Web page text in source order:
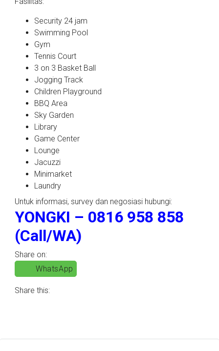
Security 24 jam
Swimming Pool
Gym
Tennis Court
3 on 3 Basket Ball
Jogging Track
Children Playground
BBQ Area
Sky Garden
Library
Game Center
Lounge
Jacuzzi
Minimarket
Laundry
Untuk informasi, survey dan negosiasi hubungi:
YONGKI – 0816 958 858
(Call/WA)
Share on:
WhatsApp
Share this: